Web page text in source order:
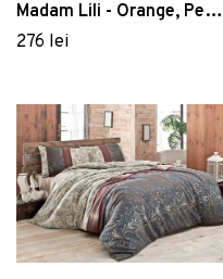
Madam Lili - Orange, Pearl
Home, Bumbac Ranforce
276 lei